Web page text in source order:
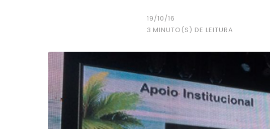
19/10/16
3 MINUTO(S) DE LEITURA